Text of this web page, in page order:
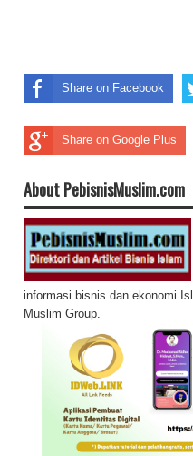
Share on Facebook
Share on Google Plus
About PebisnisMuslim.com
informasi bisnis dan ekonomi
Muslim Group.